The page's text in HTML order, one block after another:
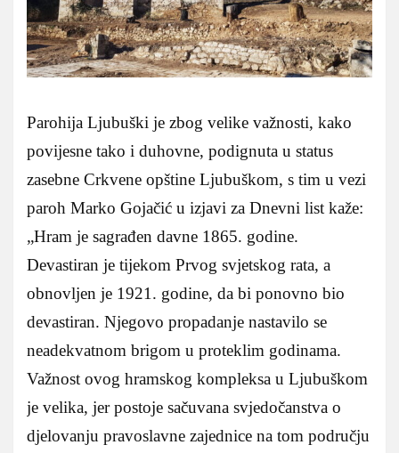
Parohija Ljubuški je zbog velike važnosti, kako
povijesne tako i duhovne, podignuta u status
zasebne Crkvene opštine Ljubuškom, s tim u vezi
paroh Marko Gojačić u izjavi za Dnevni list kaže:
„Hram je sagrađen davne 1865. godine.
Devastiran je tijekom Prvog svjetskog rata, a
obnovljen je 1921. godine, da bi ponovno bio
devastiran. Njegovo propadanje nastavilo se
neadekvatnom brigom u proteklim godinama.
Važnost ovog hramskog kompleksa u Ljubuškom
je velika, jer postoje sačuvana svjedočanstva o
djelovanju pravoslavne zajednice na tom području